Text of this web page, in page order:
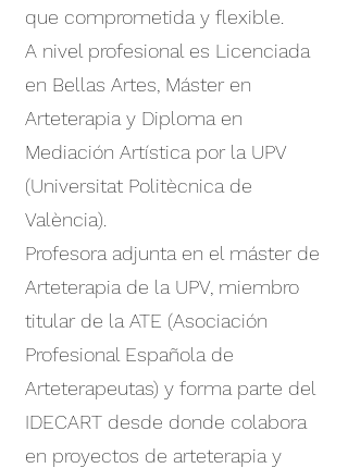
que comprometida y flexible.
A nivel profesional es Licenciada
en Bellas Artes, Máster en
Arteterapia y Diploma en
Mediación Artística por la UPV
(Universitat Politècnica de
València).
Profesora adjunta en el máster de
Arteterapia de la UPV, miembro
titular de la ATE (Asociación
Profesional Española de
Arteterapeutas) y forma parte del
IDECART desde donde colabora
en proyectos de arteterapia y